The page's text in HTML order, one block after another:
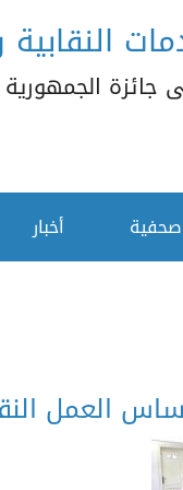
جائزة الجمهورية
صحفية أخبار
العمل